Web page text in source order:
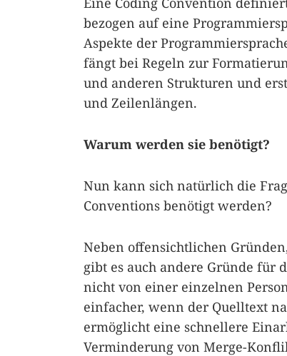
bezogen auf eine
Aspekte der
fängt bei Regeln zur
und anderen Strukturen und
und Zeilenlängen.
Warum werden sie benötigt?
Nun kann sich natürlich die
Conventions benötigt werden?
Neben offensichtlichen
gibt es auch andere Gründe für
nicht von einer einzelnen
einfacher, wenn der Quelltext
ermöglicht eine schnellere
Verminderung von Merge-